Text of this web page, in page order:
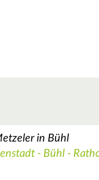
in Bühl
- Bühl -